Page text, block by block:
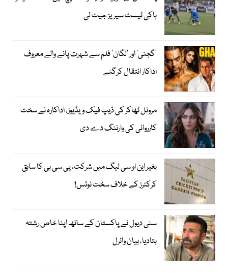
ہاکی ٹیسٹ سیریز جیت لی
’گجنی‘ اور ’لگان‘ فلم سے شہرت پانے والے معروف
اداکار انتقال کرگئے
مرونل ٹھاکر کی ڈیپ فیک ویڈیوز، اداکارہ نے سخت
کارروائی کی وارننگ دے دی
بغیر این او سی لیگ میں شرکت، پی سی بی کا سابق
کرکٹرز کے خلاف سخت نوٹس!
سنی دیول نے پاکستان کے ساتھ اپنا خاص رشتہ
بتادیا، بیان وائرل